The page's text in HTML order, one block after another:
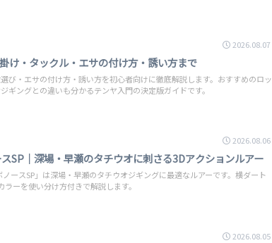
2026.08.07
け・タックル・エサの付け方・誘い方まで
び・エサの付け方・誘い方を初心者向けに徹底解説します。おすすめのロッ
ギングとの違いも分かるテンヤ入門の決定版ガイドです。
2026.08.06
SP｜深場・早瀬のタチウオに刺さる3Dアクションルアー
ースSP」は深場・早瀬のタチウオジギングに最適なルアーです。横ダート
ーを使い分け方付きで解説します。
2026.08.05